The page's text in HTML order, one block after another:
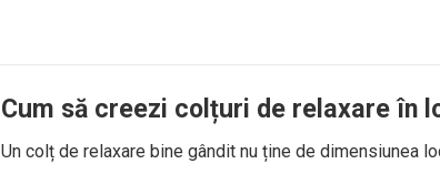
Cum să creezi colțuri de relaxare în
Un colț de relaxare bine gândit nu ține de dimensiunea